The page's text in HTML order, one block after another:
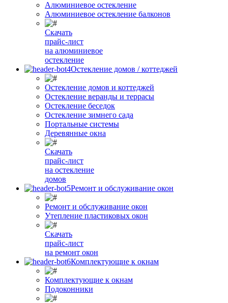
Алюминиевое остекление
Алюминиевое остекление балконов
Скачать
прайс-лист
на алюминиевое
остекление
Остекление домов / коттеджей
Остекление домов и коттеджей
Остекление веранды и террасы
Остекление беседок
Остекление зимнего сада
Портальные системы
Деревянные окна
Скачать
прайс-лист
на остекление
домов
Ремонт и обслуживание окон
Ремонт и обслуживание окон
Утепление пластиковых окон
Скачать
прайс-лист
на ремонт окон
Комплектующие к окнам
Комплектующие к окнам
Подоконники